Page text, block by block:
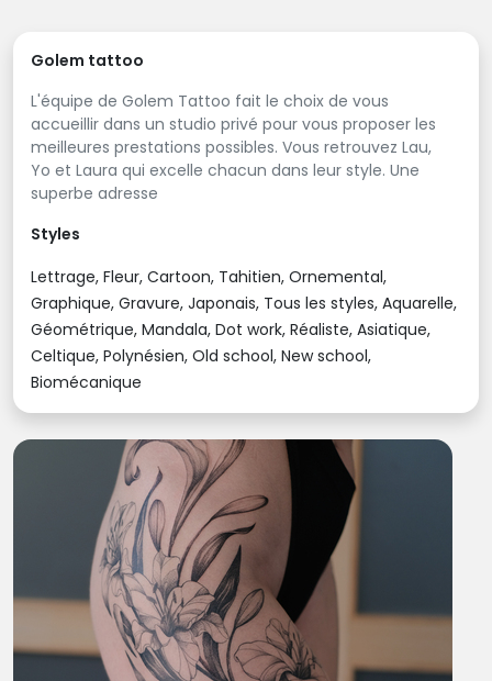
Golem tattoo
L'équipe de Golem Tattoo fait le choix de vous
accueillir dans un studio privé pour vous proposer les
meilleures prestations possibles. Vous retrouvez Lau,
Yo et Laura qui excelle chacun dans leur style. Une
superbe adresse
Styles
Lettrage, Fleur, Cartoon, Tahitien, Ornemental,
Graphique, Gravure, Japonais, Tous les styles, Aquarelle,
Géométrique, Mandala, Dot work, Réaliste, Asiatique,
Celtique, Polynésien, Old school, New school,
Biomécanique